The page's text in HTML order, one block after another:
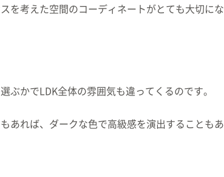
を考えた空間のコーディネートがとても大切にな
ぶかでLDK全体の雰囲気も違ってくるのです。
あれば、ダークな色で高級感を演出することもあ